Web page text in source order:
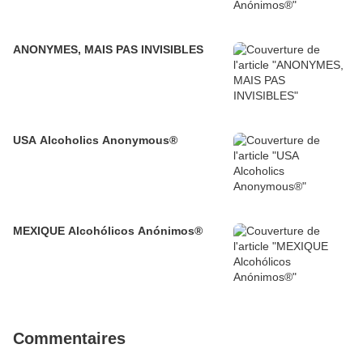
ANONYMES, MAIS PAS INVISIBLES
USA Alcoholics Anonymous®
MEXIQUE Alcohólicos Anónimos®
Commentaires